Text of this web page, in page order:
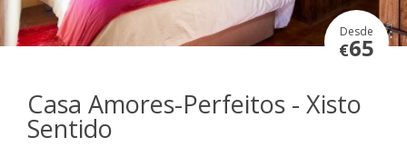
Desde
€65
Casa Amores-Perfeitos - Xisto
Sentido